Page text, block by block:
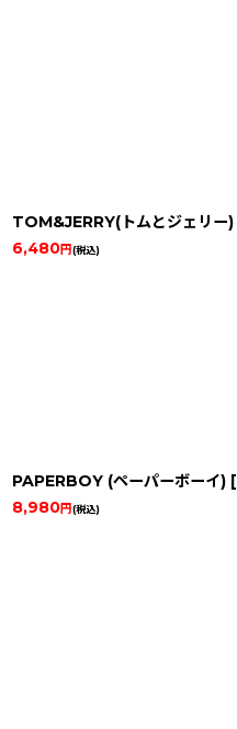
TOM&JERRY(トムとジェリー)
6,480円(税込)
PAPERBOY (ペーパーボーイ) [
8,980円(税込)